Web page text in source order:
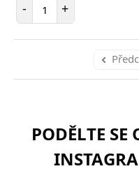
- +
PODĚLTE